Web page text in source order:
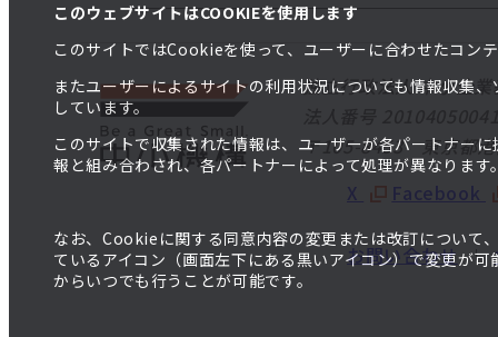
このウェブサイトはCOOKIEを使用します
このサイトではCookieを使って、ユーザーに合わせたコン
またユーザーによるサイトの利用状況についても情報収集
しています。
このサイトで収集された情報は、ユーザーが各パートナー
報と組み合わされ、各パートナーによって処理が異なります
なお、Cookieに関する同意内容の変更または改訂について
ているアイコン（画面左下にある黒いアイコン）で変更が
からいつでも行うことが可能です。
独立行政法人 中小企
〒105-8453 東京都港
X
Facebook
お問い合わせ